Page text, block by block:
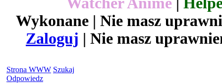
Wykonane | Nie masz
Zaloguj | Nie masz
Strona WWW Szukaj
Odpowiedz